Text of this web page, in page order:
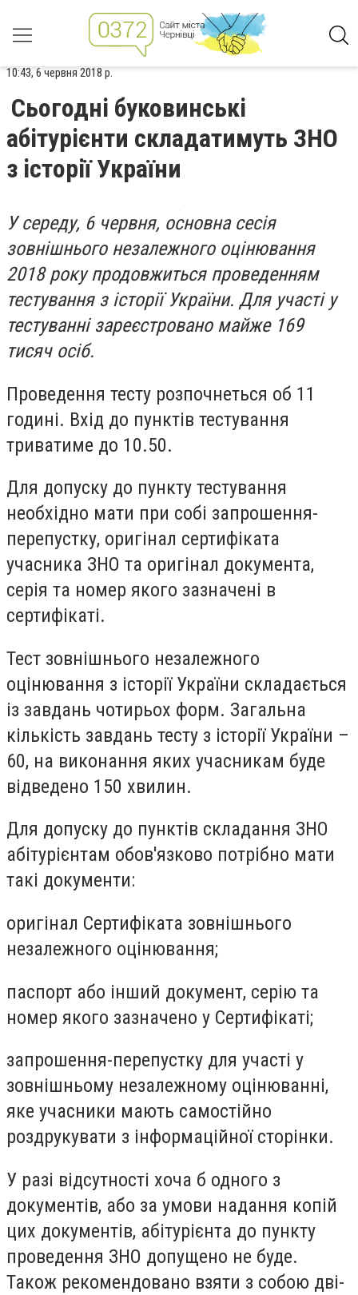
10:43, 6 червня 2018 р.
Сьогодні буковинські
абітурієнти складатимуть ЗНО
з історії України
У середу, 6 червня, основна сесія
зовнішнього незалежного оцінювання
2018 року продовжиться проведенням
тестування з історії України. Для участі у
тестуванні зареєстровано майже 169
тисяч осіб.
Проведення тесту розпочнеться об 11
годині. Вхід до пунктів тестування
триватиме до 10.50.
Для допуску до пункту тестування
необхідно мати при собі запрошення-
перепустку, оригінал сертифіката
учасника ЗНО та оригінал документа,
серія та номер якого зазначені в
сертифікаті.
Тест зовнішнього незалежного
оцінювання з історії України складається
із завдань чотирьох форм. Загальна
кількість завдань тесту з історії України –
60, на виконання яких учасникам буде
відведено 150 хвилин.
Для допуску до пунктів складання ЗНО
абітурієнтам обов'язково потрібно мати
такі документи:
оригінал Сертифіката зовнішнього
незалежного оцінювання;
паспорт або інший документ, серію та
номер якого зазначено у Сертифікаті;
запрошення-перепустку для участі у
зовнішньому незалежному оцінюванні,
яке учасники мають самостійно
роздрукувати з інформаційної сторінки.
У разі відсутності хоча б одного з
документів, або за умови надання копій
цих документів, абітурієнта до пункту
проведення ЗНО допущено не буде.
Також рекомендовано взяти з собою дві-